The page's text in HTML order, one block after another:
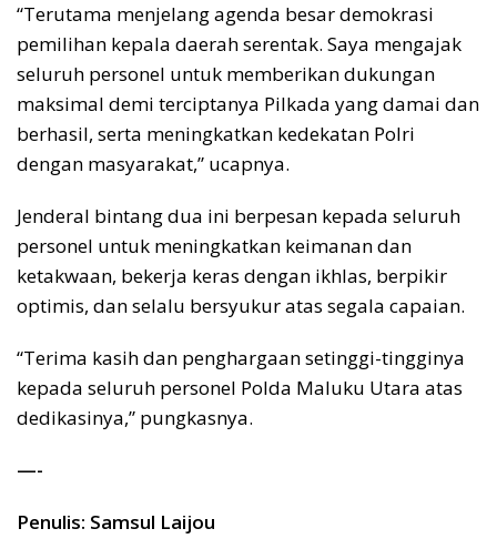
“Terutama menjelang agenda besar demokrasi
pemilihan kepala daerah serentak. Saya mengajak
seluruh personel untuk memberikan dukungan
maksimal demi terciptanya Pilkada yang damai dan
berhasil, serta meningkatkan kedekatan Polri
dengan masyarakat,” ucapnya.
Jenderal bintang dua ini berpesan kepada seluruh
personel untuk meningkatkan keimanan dan
ketakwaan, bekerja keras dengan ikhlas, berpikir
optimis, dan selalu bersyukur atas segala capaian.
“Terima kasih dan penghargaan setinggi-tingginya
kepada seluruh personel Polda Maluku Utara atas
dedikasinya,” pungkasnya.
—-
Penulis: Samsul Laijou